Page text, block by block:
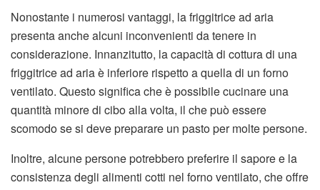
Nonostante i numerosi vantaggi, la friggitrice ad aria
presenta anche alcuni inconvenienti da tenere in
considerazione. Innanzitutto, la capacità di cottura di una
friggitrice ad aria è inferiore rispetto a quella di un forno
ventilato. Questo significa che è possibile cucinare una
quantità minore di cibo alla volta, il che può essere
scomodo se si deve preparare un pasto per molte persone.
Inoltre, alcune persone potrebbero preferire il sapore e la
consistenza degli alimenti cotti nel forno ventilato, che offre